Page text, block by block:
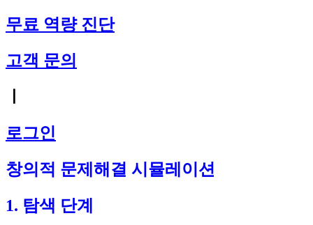
무료 역량 진단
고객 문의
로그인
창의적 문제해결 시뮬레이션
1. 탐색 단계